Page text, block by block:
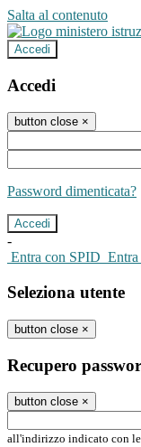
Salta al contenuto
Accedi
Accedi
button close ×
Password dimenticata?
-
Entra con SPID
Seleziona utente
button close ×
Recupero
button close ×
all'indirizzo indicato con